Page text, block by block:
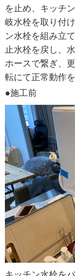
を止め、キッチ
岐水栓を取り付
ン水栓を組み立
止水栓を戻し、
ホースで繋ぎ、
転にて正常動作
●施工前